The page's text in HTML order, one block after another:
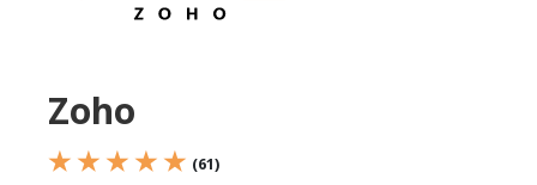
Zoho
★ ★ ★ ★ ★ (61)